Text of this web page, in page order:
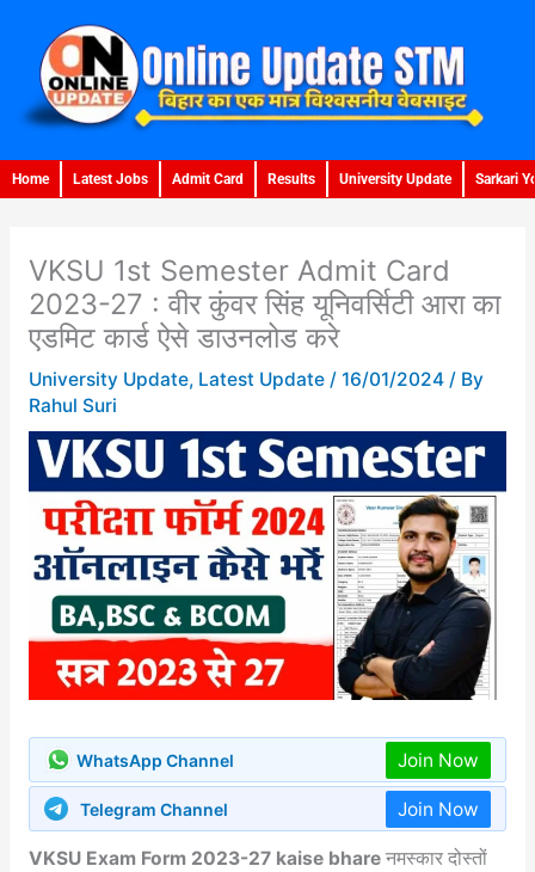
content
Home Latest Jobs Admit Card Results University Update Sarkari
VKSU 1st Semester Admit Card
2023-27 : वीर कुंवर सिंह यूनिवर्सिटी आरा का
एडमिट कार्ड ऐसे डाउनलोड करे
University Update, Latest Update/ 16/01/2024 / By
Rahul Suri
WhatsApp Channel Join Now
Telegram Channel Join Now
VKSU Exam Form 2023-27 kaise bhare नमस्कार दोस्तों